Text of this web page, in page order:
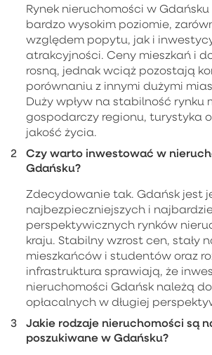
Rynek nieruchomości w
bardzo wysokim poziomie,
względem popytu, jak i
atrakcyjności. Ceny mieszkań i
rosną, jednak wciąż pozostają
porównaniu z innymi dużymi
Duży wpływ na stabilność rynku
gospodarczy regionu, turystyka
jakość życia.
Czy warto inwestować w
Gdańsku?
Zdecydowanie tak. Gdańsk jest
najbezpieczniejszych i
perspektywicznych rynków
kraju. Stabilny wzrost cen, stały
mieszkańców i studentów oraz
infrastruktura sprawiają, że
nieruchomości Gdańsk należą
opłacalnych w długiej
Jakie rodzaje nieruchomości są
poszukiwane w Gdańsku?